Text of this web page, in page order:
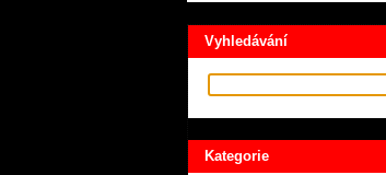
Vyhledávání
Kategorie